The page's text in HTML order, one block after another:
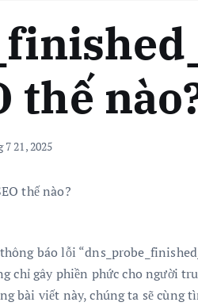
thế
7 21, 2025
báo lỗi
chỉ gây phiền phức cho người
bài viết này, chúng ta sẽ